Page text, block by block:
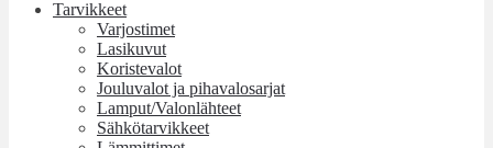
Tarvikkeet
Varjostimet
Lasikuvut
Koristevalot
Jouluvalot ja pihavalosarjat
Lamput/Valonlähteet
Sähkötarvikkeet